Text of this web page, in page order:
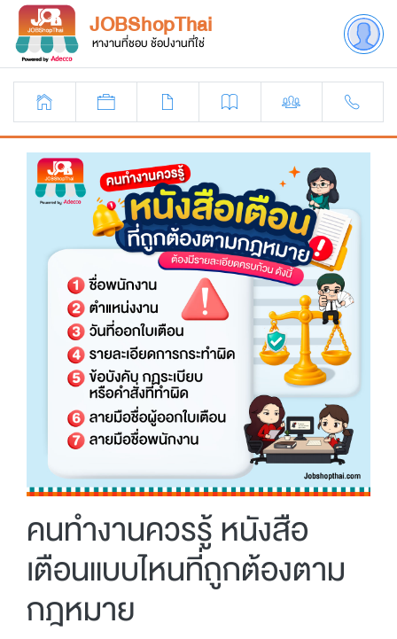
JOBShopThai
หางานที่ชอบ ช้อปงานที่ใช่
คนทำงานควรรู้ หนังสือ
เตือนแบบไหนที่ถูกต้องตาม
กฎหมาย